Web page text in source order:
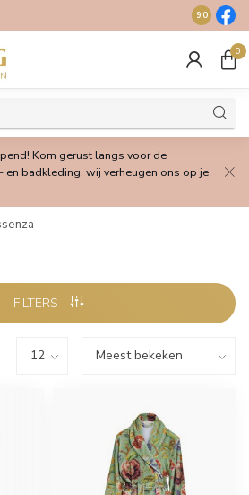
Gratis
9.0
0
Kom gerust langs voor de
badkleding, wij verheugen ons op je
FILTERS